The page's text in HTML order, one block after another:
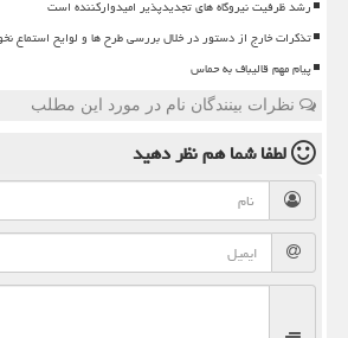
رشد ظرفیت نیروگاه های تجدیدپذیر امیدوارکننده است
تذکرات خارج از دستور در خلال بررسی طرح ها و لوایح استماع
پیام مهم قالیباف به حماس
نظرات بینندگان نام در مورد این مطلب
لطفا شما همنظر دهید